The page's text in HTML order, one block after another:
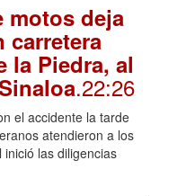
motos deja
carretera
la Piedra, al
.22:26
el accidente la tarde
atendieron a los
las diligencias